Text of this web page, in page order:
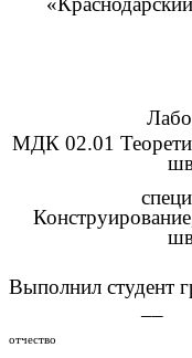
МДК 02.01
Выполнил
__
отчество